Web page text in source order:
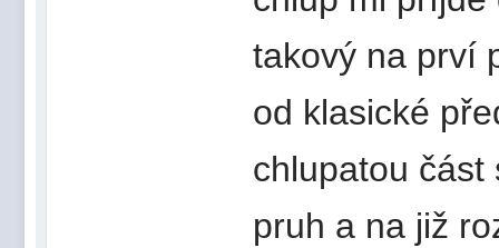
takový na prví
od klasické
chlupatou část
pruh a na již